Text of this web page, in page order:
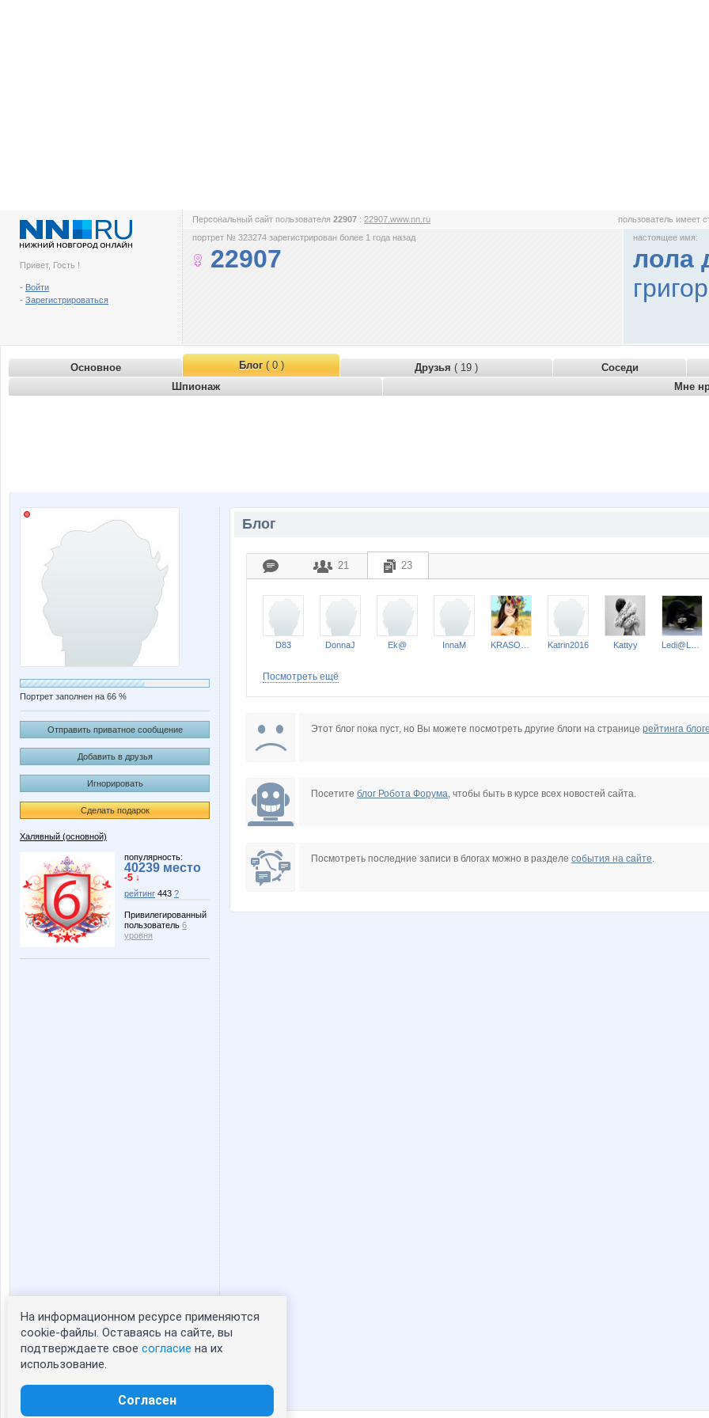
Привет, Гость !
- Войти
- Зарегистрироваться
Персональный сайт пользователя 22907 : 22907.www.nn.ru пользователь имеет
портрет № 323274 зарегистрирован более 1 года назад
22907
настоящее имя:
лола
Основное Блог( 0 ) Друзья ( 19 ) Соседи
Шпионаж
Мне
Портрет заполнен на 66 %
Отправить приватное сообщение
Добавить в друзья
Игнорировать
Сделать подарок
Халявный (основной)
популярность:
40239 место
-5 ↓
рейтинг 443 ?
Привилегированный
пользователь 6
уровня
Статистика портрета:
сейчас просматривают портрет - 0
зарегистрированные пользователи
Блог
21 23
D83 DonnaJ Ek@ InnaM Katrin2016 Kattyy
Посмотреть ещё
Этот блог пока пуст, но Вы можете посмотреть другие блоги на странице рейтинга
Посетите блог Робота Форума, чтобы быть в курсе всех новостей сайта.
Посмотреть последние записи в блогах можно в разделе события на сайте.
На информационном ресурсе применяются
cookie-файлы. Оставаясь на сайте, вы
подтверждаете свое согласие на их
использование.
Согласен